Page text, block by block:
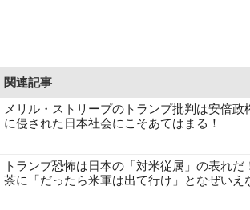
関連記事
メリル・ストリープのトランプ批判は安倍政
に侵された日本社会にこそあてはまる！
トランプ恐怖は日本の「対米従属」の表れだ
茶に「だったら米軍は出て行け」となぜいえ